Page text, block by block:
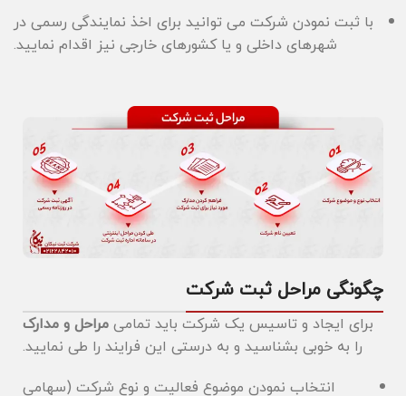
با ثبت نمودن شرکت می توانید برای اخذ نمایندگی رسمی در
شهرهای داخلی و یا کشورهای خارجی نیز اقدام نمایید.
چگونگی مراحل ثبت شرکت
برای ایجاد و تاسیس یک شرکت باید تمامیمراحل و مدارک
را به خوبی بشناسید و به درستی این فرایند را طی نمایید.
انتخاب نمودن موضوع فعالیت و نوع شرکت (سهامی